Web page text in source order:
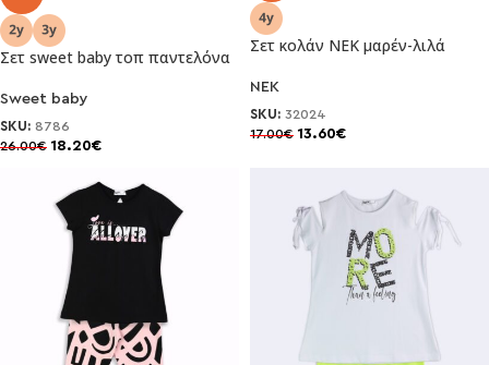
Σετ sweet baby τοπ παντελόνα
Sweet baby
SKU: 8786
26.00€ 18.20€
Σετ κολάν ΝΕΚ μαρέν-λιλά
NEK
SKU: 32024
17.00€ 13.60€